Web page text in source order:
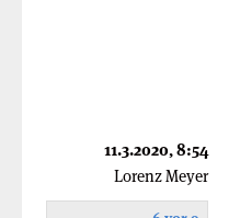
11.3.2020, 8:54
Lorenz Meyer